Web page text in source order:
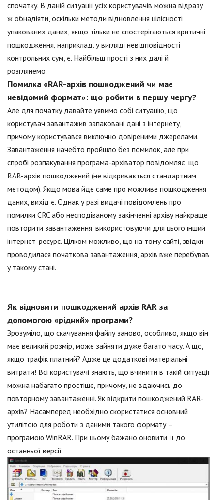
спочатку. В даній ситуації усіх користувачів можна відразу
ж обнадіяти, оскільки методи відновлення цілісності
упакованих даних, якщо тільки не спостерігаються критичні
пошкодження, наприклад, у вигляді невідповідності
контрольних сум, є. Найбільш прості з них далі й
розглянемо.
Помилка «RAR-архів пошкоджений чи має
невідомий формат»: що робити в першу чергу?
Але для початку давайте уявимо собі ситуацію, що
користувач завантажив запаковані дані з інтернету,
причому користувався виключно довіреними джерелами.
Завантаження начебто пройшло без помилок, але при
спробі розпакування програма-архіватор повідомляє, що
RAR-архів пошкоджений (не відкривається стандартним
методом). Якщо мова йде саме про можливе пошкодження
даних, вихід є. Однак у разі видачі повідомлень про
помилки CRC або несподіваному закінченні архіву найкраще
повторити завантаження, використовуючи для цього інший
інтернет-ресурс. Цілком можливо, що на тому сайті, звідки
проводилася початкова завантаження, архів вже перебував
у такому стані.
Як відновити пошкоджений архів RAR за
допомогою «рідний» програми?
Зрозуміло, що скачування файлу заново, особливо, якщо він
має великий розмір, може зайняти дуже багато часу. А що,
якщо трафік платний? Адже це додаткові матеріальні
витрати! Всі користувачі знають, що вчинити в такій ситуації
можна набагато простіше, причому, не вдаючись до
повторному завантаженні. Як відкрити пошкоджений RAR-
архів? Насамперед необхідно скористатися основний
утилітою для роботи з даними такого формату –
програмою WinRAR. При цьому бажано оновити її до
останньої версії.